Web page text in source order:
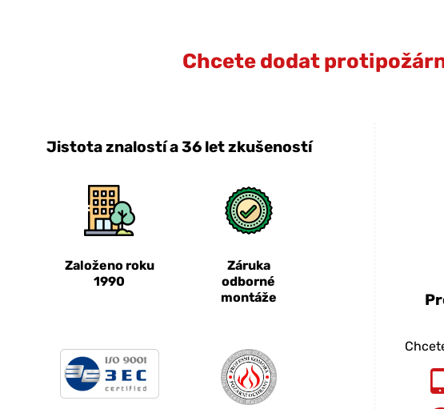
Chcete dodat
Jistota znalostí a 36 let zkušeností
Založeno roku
1990
Záruka
odborné
montáže